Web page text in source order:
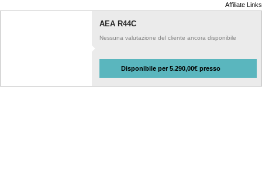
Affiliate Links
AEA R44C
Nessuna valutazione del cliente ancora disponibile
Disponibile per 5.290,00€ presso